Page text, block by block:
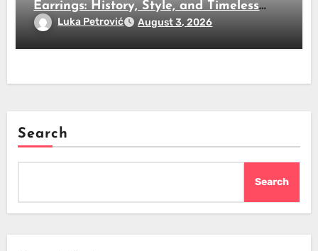
Earrings: History, Style, and Timeless
BeautyLuka Petrović August 3, 2026
Search
Search